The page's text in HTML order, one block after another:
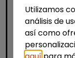
FUNDACIÓN
¡Impulsa tu
GoodJob!
Utilizamos
análisis de
así como